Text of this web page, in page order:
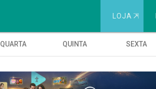
LOJA ⇱
QUARTA QUINTA SEXTA